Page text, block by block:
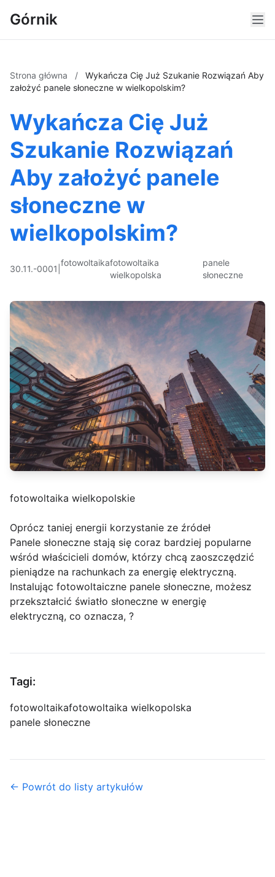
Górnik
Strona główna /
Wykańcza Cię Już Szukanie Rozwiązań Aby
założyć panele słoneczne w wielkopolskim?
Wykańcza Cię Już
Szukanie Rozwiązań
Aby założyć panele
słoneczne w
wielkopolskim?
30.11.-0001
fotowoltaikafotowoltaika
wielkopolska
panele
słoneczne
fotowoltaika wielkopolskie
Oprócz taniej energii korzystanie ze źródeł
Panele słoneczne stają się coraz bardziej popularne
wśród właścicieli domów, którzy chcą zaoszczędzić
pieniądze na rachunkach za energię elektryczną.
Instalując fotowoltaiczne panele słoneczne, możesz
przekształcić światło słoneczne w energię
elektryczną, co oznacza, ?
Tagi:
fotowoltaikafotowoltaika wielkopolska
panele słoneczne
← Powrót do listy artykułów